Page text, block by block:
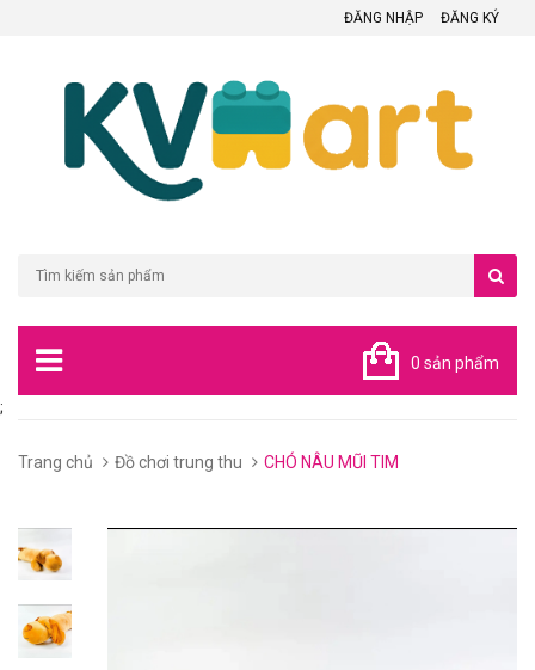
ĐĂNG NHẬP ĐĂNG KÝ
0 sản phẩm
;
Trang chủ Đồ chơi trung thu CHÓ NÂU MŨI TIM